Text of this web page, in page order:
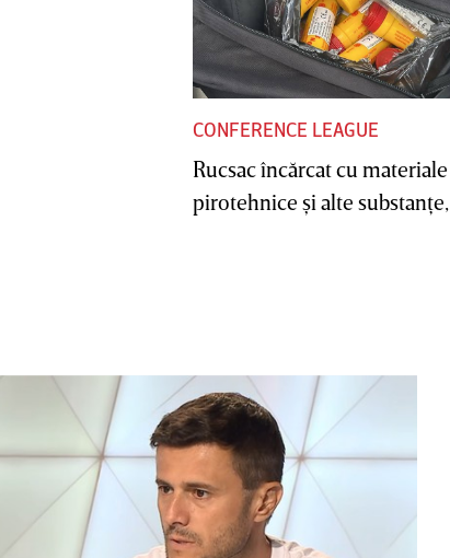
CONFERENCE LEAGUE
Rucsac încărcat cu materiale
pirotehnice şi alte substanţe,